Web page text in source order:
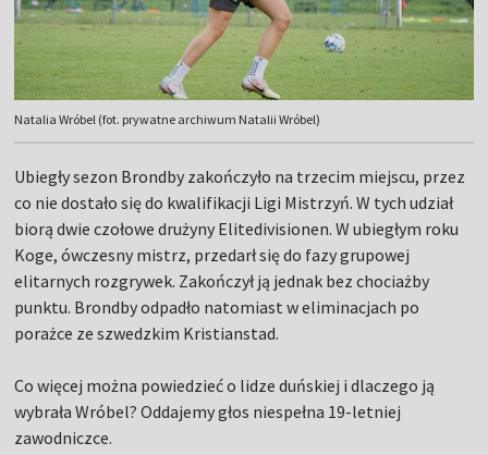
Natalia Wróbel (fot. prywatne archiwum Natalii Wróbel)
Ubiegły sezon Brondby zakończyło na trzecim miejscu, przez
co nie dostało się do kwalifikacji Ligi Mistrzyń. W tych udział
biorą dwie czołowe drużyny Elitedivisionen. W ubiegłym roku
Koge, ówczesny mistrz, przedarł się do fazy grupowej
elitarnych rozgrywek. Zakończył ją jednak bez chociażby
punktu. Brondby odpadło natomiast w eliminacjach po
porażce ze szwedzkim Kristianstad.
Co więcej można powiedzieć o lidze duńskiej i dlaczego ją
wybrała Wróbel? Oddajemy głos niespełna 19-letniej
zawodniczce.